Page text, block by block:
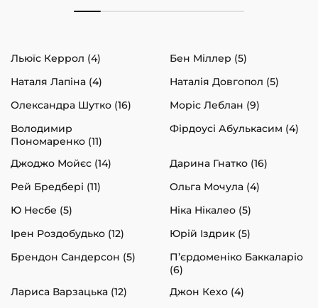
Льюїс Керрол (4)
Бен Міллер (5)
Наталя Лапіна (4)
Наталія Довгопол (5)
Олександра Шутко (16)
Моріс Леблан (9)
Володимир
Пономаренко (11)
Фірдоусі Абулькасим (4)
Джоджо Мойєс (14)
Дарина Гнатко (16)
Рей Бредбері (11)
Ольга Мочула (4)
Ю Несбе (5)
Ніка Нікалео (5)
Ірен Роздобудько (12)
Юрій Іздрик (5)
Брендон Сандерсон (5)
П’єрдоменіко Баккаларіо
(6)
Лариса Варзацька (12)
Джон Кехо (4)